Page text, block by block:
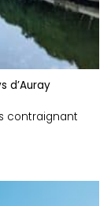
d’Auray
contraignant